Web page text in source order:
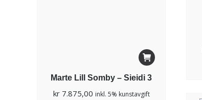
Marte Lill Somby – Sieidi 3
kr7.875,00 inkl. 5% kunstavgift